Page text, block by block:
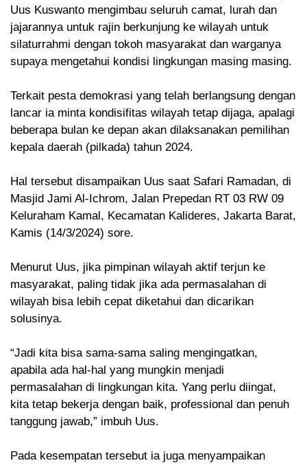
Uus Kuswanto mengimbau seluruh camat, lurah dan
jajarannya untuk rajin berkunjung ke wilayah untuk
silaturrahmi dengan tokoh masyarakat dan warganya
supaya mengetahui kondisi lingkungan masing masing.
Terkait pesta demokrasi yang telah berlangsung dengan
lancar ia minta kondisifitas wilayah tetap dijaga, apalagi
beberapa bulan ke depan akan dilaksanakan pemilihan
kepala daerah (pilkada) tahun 2024.
Hal tersebut disampaikan Uus saat Safari Ramadan, di
Masjid Jami Al-Ichrom, Jalan Prepedan RT 03 RW 09
Keluraham Kamal, Kecamatan Kalideres, Jakarta Barat,
Kamis (14/3/2024) sore.
Menurut Uus, jika pimpinan wilayah aktif terjun ke
masyarakat, paling tidak jika ada permasalahan di
wilayah bisa lebih cepat diketahui dan dicarikan
solusinya.
“Jadi kita bisa sama-sama saling mengingatkan,
apabila ada hal-hal yang mungkin menjadi
permasalahan di lingkungan kita. Yang perlu diingat,
kita tetap bekerja dengan baik, professional dan penuh
tanggung jawab,” imbuh Uus.
Pada kesempatan tersebut ia juga menyampaikan